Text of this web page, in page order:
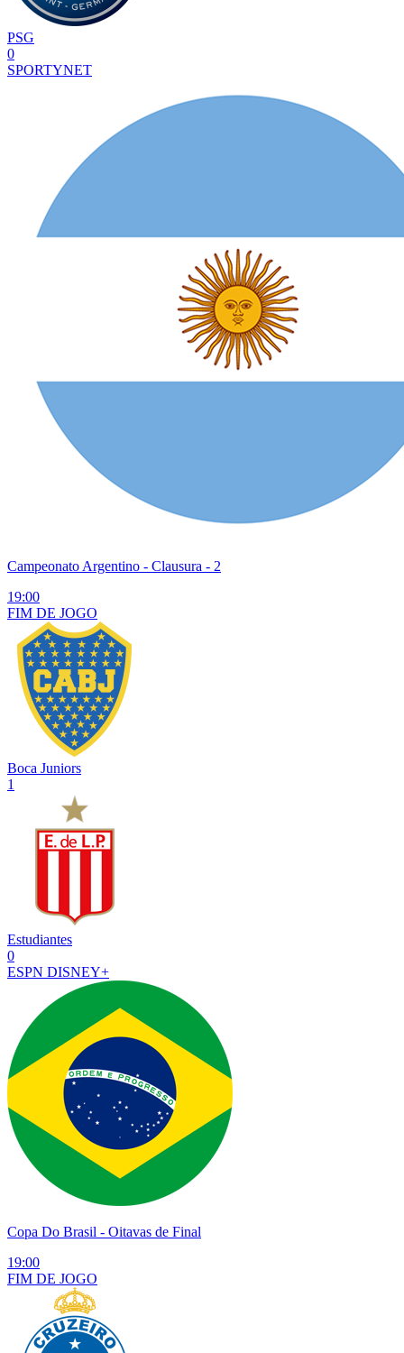
PSG
0
SPORTYNET
Campeonato Argentino - Clausura - 2
19:00
FIM DE JOGO
Boca Juniors
1
Estudiantes
0
ESPN DISNEY+
Copa Do Brasil - Oitavas de Final
19:00
FIM DE JOGO